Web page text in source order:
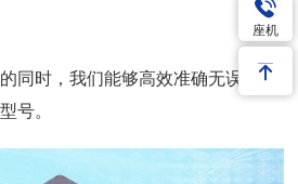
同时，我们能够高效准确无误的找
号。
座机